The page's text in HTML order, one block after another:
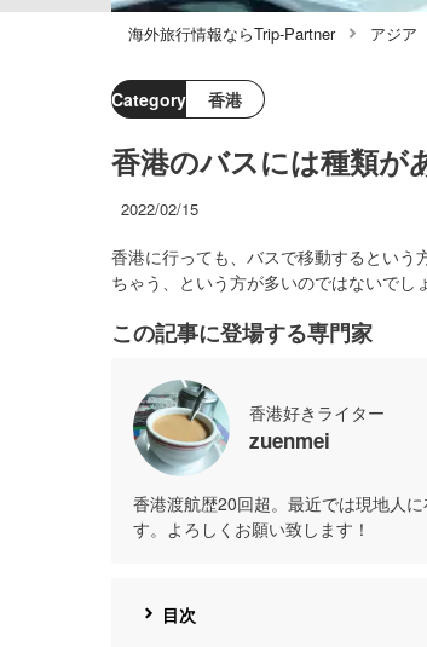
海外旅行情報ならTrip-Partner アジア
Category 香港
香港のバスには種類が
2022/02/15
香港に行っても、バスで移動するという
ちゃう、という方が多いのではないでし
この記事に登場する専門家
香港好きライター
zuenmei
香港渡航歴20回超。最近では現地人
す。よろしくお願い致します！
目次